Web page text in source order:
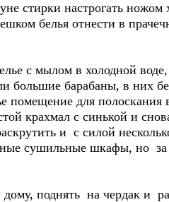
стирки настрогать ножом
белья отнести в
с мылом в холодной воде,
большие барабаны, в них
помещение для полоскания
крахмал с синькой и
и с силой
сушильные шкафы, но за
поднять на чердак и